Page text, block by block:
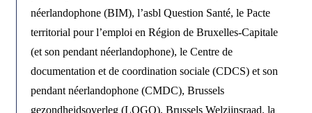
néerlandophone (BIM), l’asbl Question Santé, le Pacte
territorial pour l’emploi en Région de Bruxelles-Capitale
(et son pendant néerlandophone), le Centre de
documentation et de coordination sociale (CDCS) et son
pendant néerlandophone (CMDC), Brussels
gezondheidsoverleg (LOGO), Brussels Welzijnsraad, la